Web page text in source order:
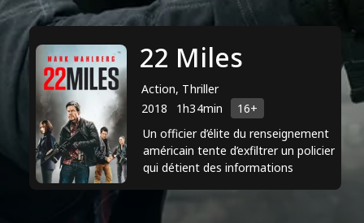
22 Miles
Action, Thriller
2018
1h34min
16+
Un officier d’élite du renseignement
américain tente d’exfiltrer un policier
qui détient des informations
traqués par une ...